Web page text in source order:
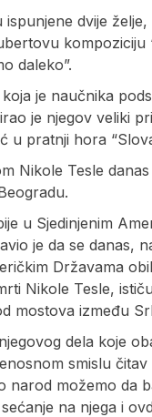
ispunjene dvije
kompoziciju
daleko”.
je naučnika
je njegov veliki
u pratnji hora
Nikole Tesle
u Sjedinjenim
je da se danas,
Državama
Nikole Tesle,
mostova između
dela koje
smislu
narod možemo da
na njega i